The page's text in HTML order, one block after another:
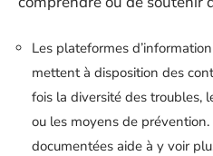
Les plateformes
mettent à disposition des
fois la diversité des troubles,
ou les moyens de prévention.
documentées aide à y voir